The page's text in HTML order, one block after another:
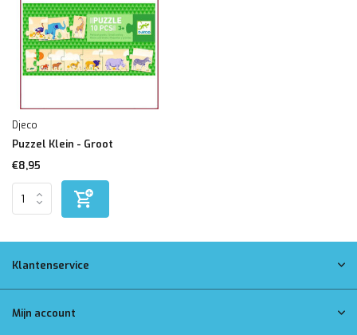
Djeco
Puzzel Klein - Groot
€8,95
Klantenservice
Mijn account